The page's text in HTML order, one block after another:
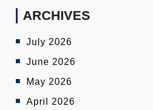
ARCHIVES
July 2026
June 2026
May 2026
April 2026